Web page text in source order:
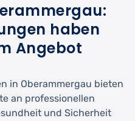
haben
Angebot
in Oberammergau bieten
an professionellen
und Sicherheit